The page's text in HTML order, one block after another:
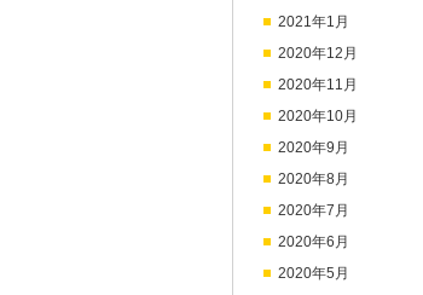
2021年1月
2020年12月
2020年11月
2020年10月
2020年9月
2020年8月
2020年7月
2020年6月
2020年5月